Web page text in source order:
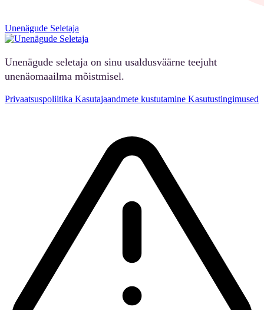
Unenägude Seletaja
Unenägude seletaja on sinu usaldusväärne teejuht
unenäomaailma mõistmisel.
Privaatsuspoliitika Kasutajaandmete kustutamine Kasutustingimused